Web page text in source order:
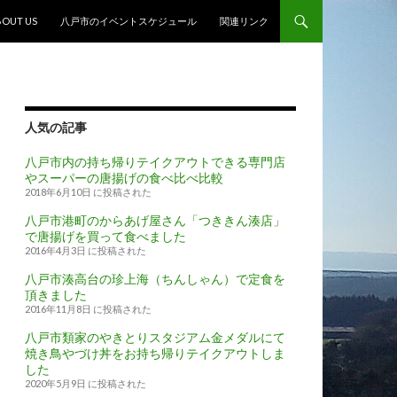
US
八戸市のイベントスケジュール 関連リンク
人気の記事
八戸市内の持ち帰りテイクアウトできる専門店
やスーパーの唐揚げの食べ比べ比較
2018年6月10日 に投稿された
八戸市港町のからあげ屋さん「つききん湊店」
で唐揚げを買って食べました
2016年4月3日 に投稿された
八戸市湊高台の珍上海（ちんしゃん）で定食を
頂きました
2016年11月8日 に投稿された
八戸市類家のやきとりスタジアム金メダルにて
焼き鳥やづけ丼をお持ち帰りテイクアウトしま
した
2020年5月9日 に投稿された